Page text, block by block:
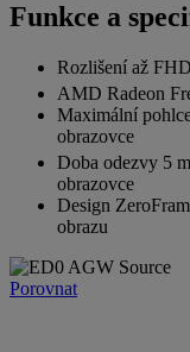
Funkce a
Rozlišení až
AMD Radeon
Maximální
obrazovce
Doba odezvy 5
obrazovce
Design
obrazu
Porovnat